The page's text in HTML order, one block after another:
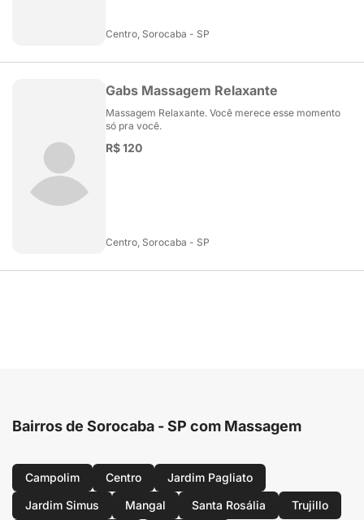
Centro, Sorocaba - SP
Gabs Massagem Relaxante
Massagem Relaxante. Você merece esse momento
só pra você.
R$ 120
Centro, Sorocaba - SP
Bairros de Sorocaba - SP com Massagem
Campolim Centro
Jardim Pagliato
Jardim Simus
Mangal Santa Rosália
Trujillo